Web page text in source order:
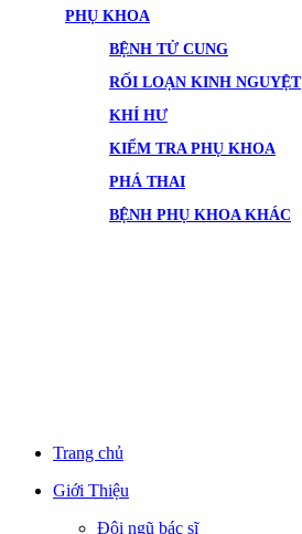
PHỤ KHOA
BỆNH TỬ CUNG
RỐI LOẠN KINH NGUYỆT
KHÍ HƯ
KIỂM TRA PHỤ KHOA
PHÁ THAI
BỆNH PHỤ KHOA KHÁC
Trang chủ
Giới Thiệu
Đội ngũ bác sĩ